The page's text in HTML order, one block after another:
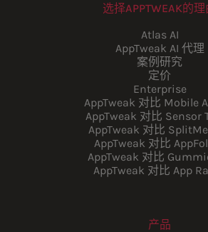
选择APPTWEAK的理
Atlas AI
AppTweak AI 代理
案例研究
定价
Enterprise
AppTweak 对比 Mobile
AppTweak 对比 Sensor
AppTweak 对比
AppTweak 对比
AppTweak 对比
AppTweak 对比 App
产品